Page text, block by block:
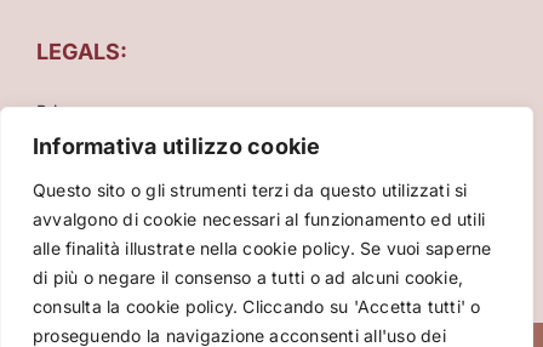
Informativa utilizzo cookie
Questo sito o gli strumenti terzi da questo utilizzati si
avvalgono di cookie necessari al funzionamento ed utili
alle finalità illustrate nella cookie policy. Se vuoi saperne
di più o negare il consenso a tutti o ad alcuni cookie,
consulta la cookie policy. Cliccando su 'Accetta tutti' o
proseguendo la navigazione acconsenti all'uso dei
LEGALS:
Privacy
Condizioni Generali